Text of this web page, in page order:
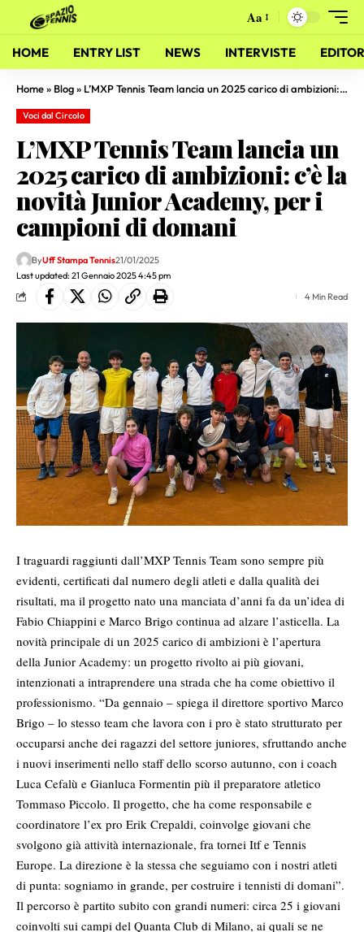
Aa
HOME ENTRY LIST NEWS INTERVISTE
Home» Blog» L’MXP Tennis Team lancia un 2025 carico di ambizioni: c’è la novità Junior Academy, per i campioni di domani
Voci dal Circolo
L’MXP Tennis Team lancia un
2025 carico di ambizioni: c’è la
novità Junior Academy, per i
campioni di domani
Last updated: 21 Gennaio 2025 4:45 pm
ByUff Stampa Tennis21/01/2025
4 Min Read
I traguardi raggiunti dall’MXP Tennis Team sono sempre più
evidenti, certificati dal numero degli atleti e dalla qualità dei
risultati, ma il progetto nato una manciata d’anni fa da un’idea di
Fabio Chiappini e Marco Brigo continua ad alzare l’asticella. La
novità principale di un 2025 carico di ambizioni è l’apertura
della Junior Academy: un progetto rivolto ai più giovani,
intenzionati a intraprendere una strada che ha come obiettivo il
professionismo. “Da gennaio – spiega il direttore sportivo Marco
Brigo – lo stesso team che lavora con i pro è stato strutturato per
occuparsi anche dei ragazzi del settore juniores, sfruttando anche
i nuovi inserimenti nello staff dello scorso autunno, con i coach
Luca Cefalù e Gianluca Formentin più il preparatore atletico
Tommaso Piccolo. Il progetto, che ha come responsabile e
coordinatore l’ex pro Erik Crepaldi, coinvolge giovani che
svolgono già attività internazionale, fra tornei Itf e Tennis
Europe. La direzione è la stessa che seguiamo con i nostri atleti
di punta: sogniamo in grande, per costruire i tennisti di domani”.
Il percorso è partito subito con grandi numeri: circa 25 i giovani
coinvolti sui campi del Quanta Club di Milano, ai quali se ne